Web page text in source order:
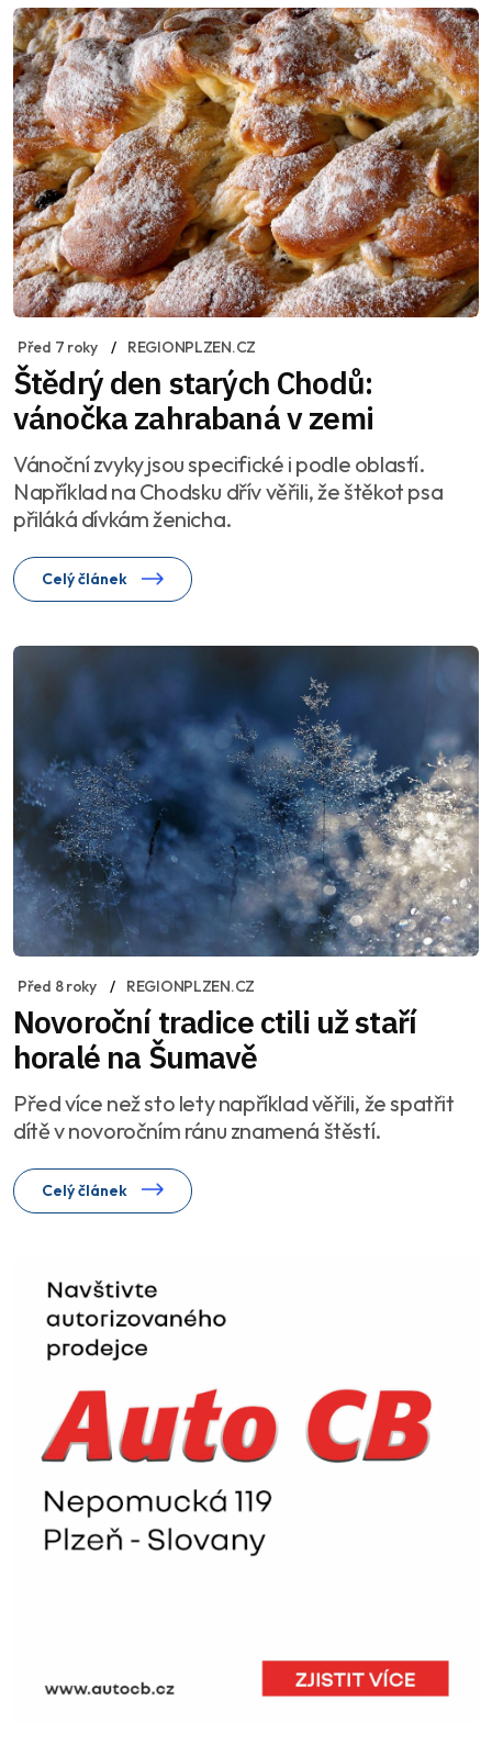
Před 7 roky REGIONPLZEN.CZ
Štědrý den starých Chodů:
vánočka zahrabaná v zemi
Vánoční zvyky jsou specifické i podle oblastí.
Například na Chodsku dřív věřili, že štěkot psa
přiláká dívkám ženicha.
Celý článek
Před 8 roky REGIONPLZEN.CZ
Novoroční tradice ctili už staří
horalé na Šumavě
Před více než sto lety například věřili, že spatřit
dítě v novoročním ránu znamená štěstí.
Celý článek